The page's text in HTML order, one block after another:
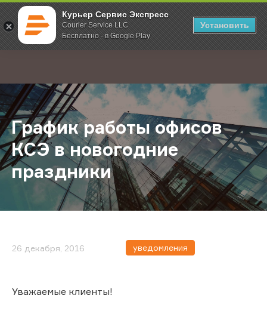
Курьер Сервис Экспресс
Courier Service LLC
Бесплатно - в Google Play
Установить
; Главная О компании Новости График работы офисов КСЭ в
График работы офисов
КСЭ в новогодние
праздники
26 декабря, 2016 уведомления
Уважаемые клиенты!